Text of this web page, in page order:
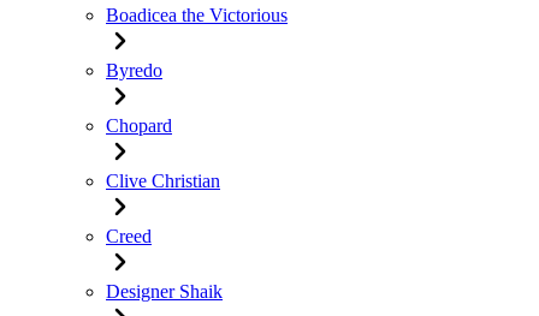
Boadicea the Victorious
Byredo
Chopard
Clive Christian
Creed
Designer Shaik